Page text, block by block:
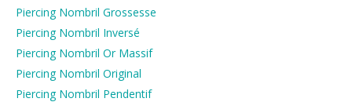
Piercing Nombril Grossesse
Piercing Nombril Inversé
Piercing Nombril Or Massif
Piercing Nombril Original
Piercing Nombril Pendentif